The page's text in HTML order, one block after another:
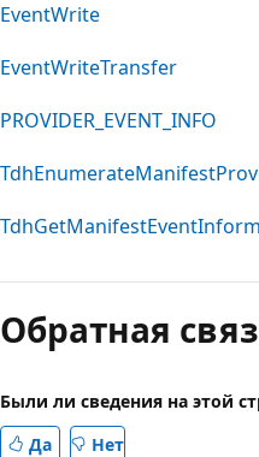
EventWrite
EventWriteTransfer
PROVIDER_EVENT_INFO
Обратная
Были ли сведения на этой
Да
Нет